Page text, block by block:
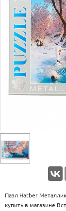
Доставка
Возврат
обмен
Акции
Контакты
Пазл Hatber
купить в магазине